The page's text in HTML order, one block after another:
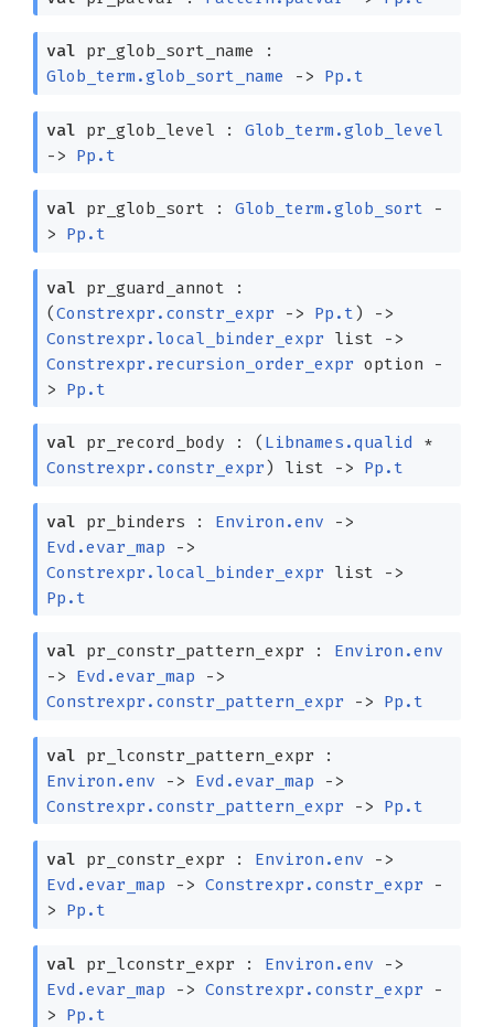
val pr_glob_sort_name :
Glob_term.glob_sort_name
-> Pp.t
val pr_glob_level : Glob_term.glob_level
->
Pp.t
val pr_glob_sort : Glob_term.glob_sort
-
>
Pp.t
val pr_guard_annot :
(Constrexpr.constr_expr -> Pp.t)
->
Constrexpr.local_binder_expr list
->
Constrexpr.recursion_order_expr option
-
>
Pp.t
val pr_record_body : ( Libnames.qualid
*
Constrexpr.constr_expr ) list -> Pp.t
val pr_binders : Environ.env
->
Evd.evar_map
->
Constrexpr.local_binder_expr list
->
Pp.t
val pr_constr_pattern_expr : Environ.env
->
Evd.evar_map
->
Constrexpr.constr_pattern_expr
-> Pp.t
val pr_lconstr_pattern_expr :
Environ.env
-> Evd.evar_map
->
Constrexpr.constr_pattern_expr
-> Pp.t
val pr_constr_expr : Environ.env
->
Evd.evar_map
-> Constrexpr.constr_expr
-
>
Pp.t
val pr_lconstr_expr : Environ.env
->
Evd.evar_map
-> Constrexpr.constr_expr
-
>
Pp.t